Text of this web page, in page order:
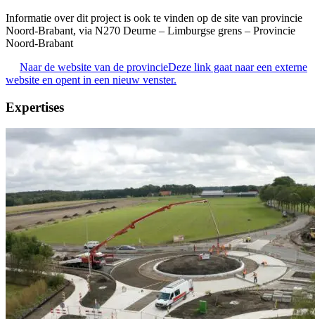
Informatie over dit project is ook te vinden op de site van provincie
Noord-Brabant, via N270 Deurne – Limburgse grens – Provincie
Noord-Brabant
Naar de website van de provincieDeze link gaat naar een externe
website en opent in een nieuw venster.
Expertises